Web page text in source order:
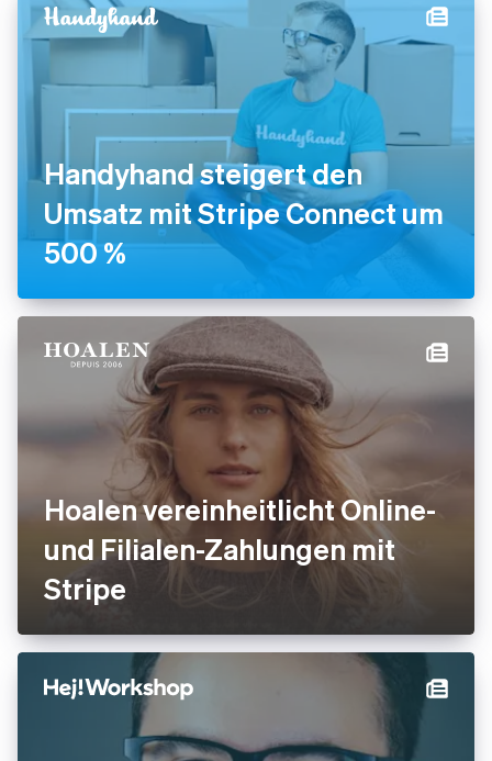
Handyhand steigert den
Umsatz mit Stripe Connect um
500 %
Hoalen vereinheitlicht Online-
und Filialen-Zahlungen mit
Stripe